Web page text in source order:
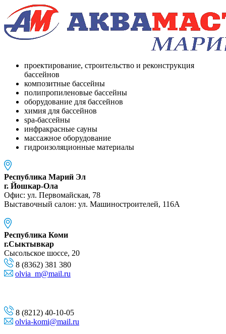
проектирование, строительство и реконструкция
бассейнов
композитные бассейны
полипропиленовые бассейны
оборудование для бассейнов
химия для бассейнов
spa-бассейны
инфракрасные сауны
массажное оборудование
гидроизоляционные материалы
Республика Марий Эл
г. Йошкар-Ола
Офис: ул. Первомайская, 78
Выставочный салон: ул. Машиностроителей, 116A
Республика Коми
г.Сыктывкар
Сысольское шоссе, 20
8 (8362) 381 380
olvia_m@mail.ru
8 (8212) 40-10-05
olvia-komi@mail.ru